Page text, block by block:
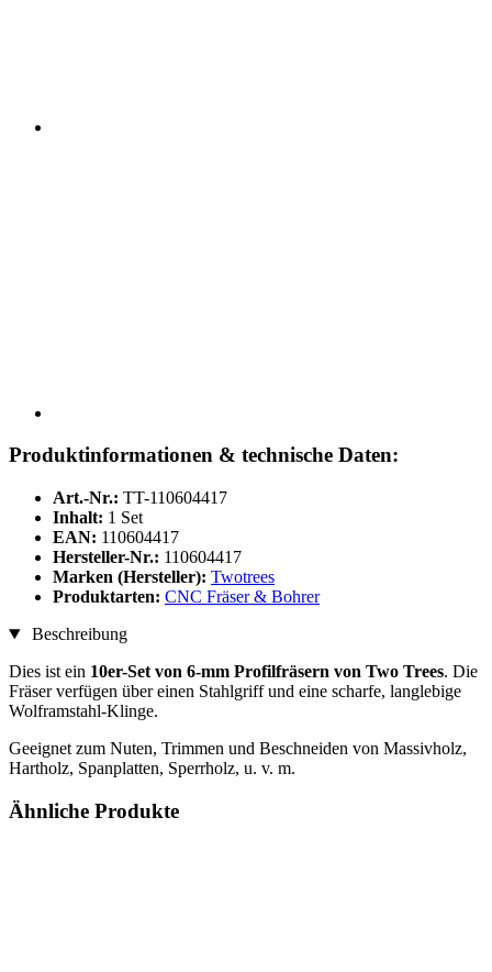
Produktinformationen & technische Daten:
Art.-Nr.: TT-110604417
Inhalt: 1 Set
EAN: 110604417
Hersteller-Nr.: 110604417
Marken (Hersteller): Twotrees
Produktarten: CNC Fräser & Bohrer
Beschreibung
Dies ist ein 10er-Set von 6-mm Profilfräsern von Two Trees. Die
Fräser verfügen über einen Stahlgriff und eine scharfe, langlebige
Wolframstahl-Klinge.
Geeignet zum Nuten, Trimmen und Beschneiden von Massivholz,
Hartholz, Spanplatten, Sperrholz, u. v. m.
Ähnliche Produkte